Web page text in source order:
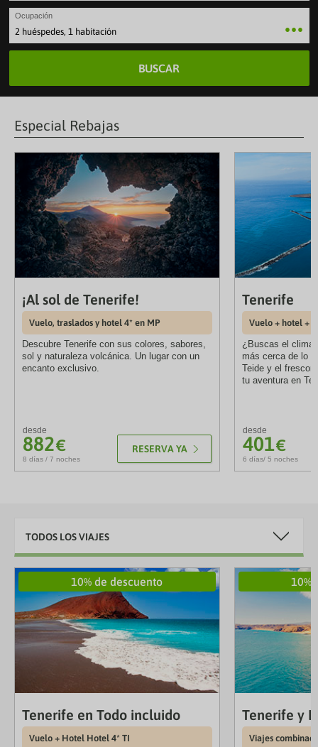
Ocupación
2 huéspedes, 1 habitación
BUSCAR
Especial Rebajas
¡Al sol de Tenerife!
Vuelo, traslados y hotel 4* en MP
Descubre Tenerife con sus colores, sabores,
sol y naturaleza volcánica. Un lugar con un
encanto exclusivo.
desde
882€
8 días / 7 noches
RESERVA YA
Tenerife
Vuelo + hotel +
¿Buscas el clima
más cerca de lo
Teide y el frescor
tu aventura en
desde
401€
6 días/ 5 noches
TODOS LOS VIAJES
10% de descuento
Tenerife en Todo incluido
Vuelo + Hotel Hotel 4* TI
10%
Tenerife y
Viajes